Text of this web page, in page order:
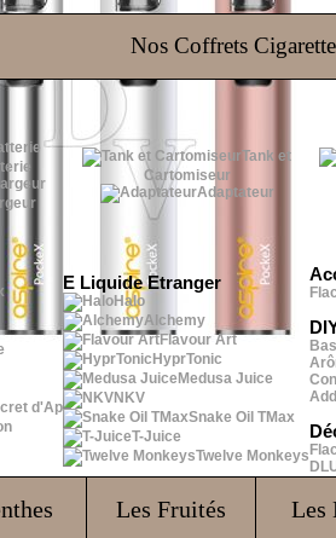
Nos Coffrets
Tank et
Cartomiseur
Adaptateur
d'Ap
E Liquide Etranger
Halo
Alchemy
Flavour Art
HyprTonic
Medusa Juice
NKV
Snake Oil TMax
T-Juice
Twelve Monkeys
Les Fruités Les